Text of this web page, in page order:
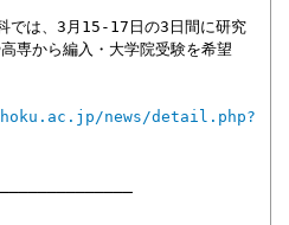
では、3月15-17日の3日間に研究
専から編入・大学院受験を希望
news/detail.php?